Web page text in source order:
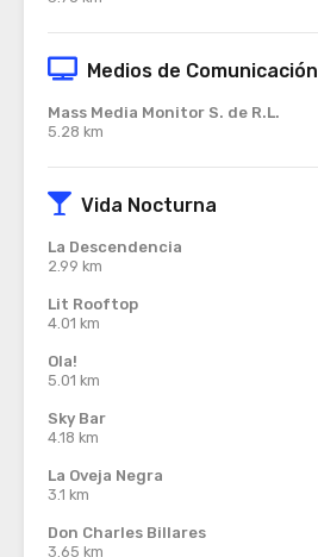
Medios de Comunicación
Mass Media Monitor S. de R.L.
5.28 km
Vida Nocturna
La Descendencia
2.99 km
Lit Rooftop
4.01 km
Ola!
5.01 km
Sky Bar
4.18 km
La Oveja Negra
3.1 km
Don Charles Billares
3.65 km